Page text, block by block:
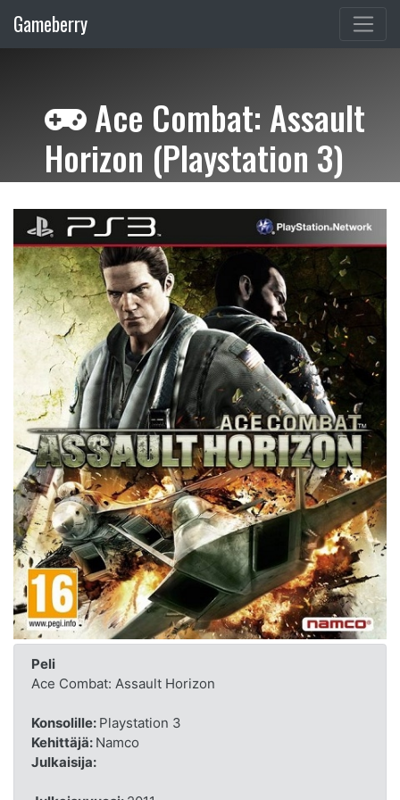
Gameberry
Ace Combat: Assault
Horizon (Playstation 3)
Peli
Ace Combat: Assault Horizon
Konsolille: Playstation 3
Kehittäjä: Namco
Julkaisija: